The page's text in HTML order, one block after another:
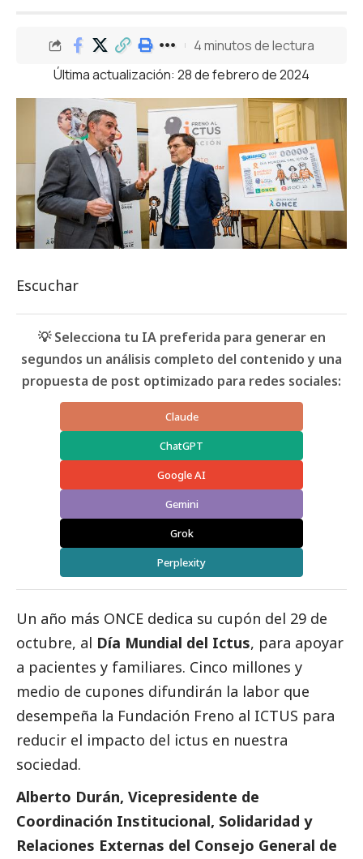
Última actualización: 28 de febrero de 2024
4 minutos de lectura
Escuchar
💡 Selecciona tu IA preferida para generar en
segundos un análisis completo del contenido y una
propuesta de post optimizado para redes sociales:
Claude
ChatGPT
Google AI
Gemini
Grok
Perplexity
Un año más ONCE dedica su cupón del 29 de
octubre, al Día Mundial del Ictus, para apoyar
a pacientes y familiares. Cinco millones y
medio de cupones difundirán la labor que
desempeña la Fundación Freno al ICTUS para
reducir el impacto del ictus en nuestra
sociedad.
Alberto Durán, Vicepresidente de
Coordinación Institucional, Solidaridad y
Relaciones Externas del Consejo General de